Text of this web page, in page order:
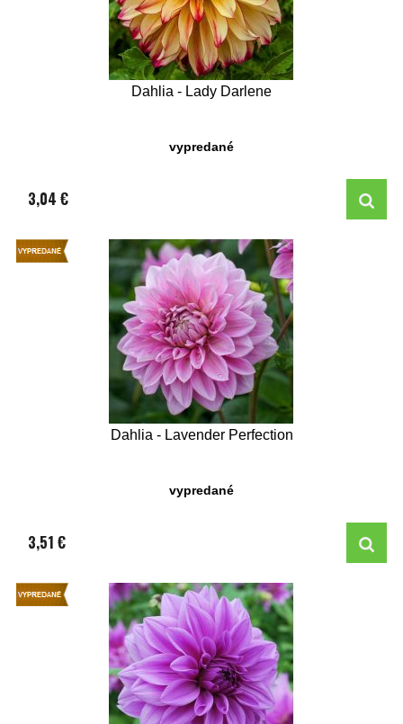
Dahlia - Lady Darlene
vypredané
3,04 €
Dahlia - Lavender Perfection
vypredané
3,51 €